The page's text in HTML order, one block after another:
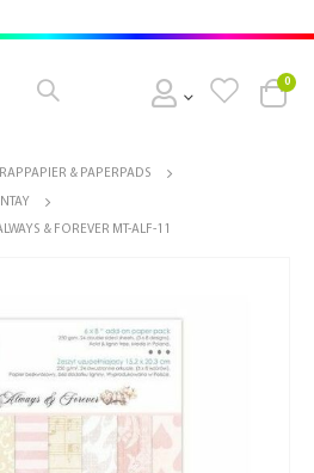
Cart
0
& PAPERPADS
& FOREVER MT-ALF-11